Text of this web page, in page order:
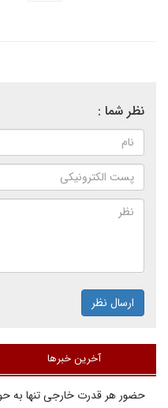
نظر شما :
ارسال نظر
آخرین خبرها
حضور هر قدرت خارجی تنها به